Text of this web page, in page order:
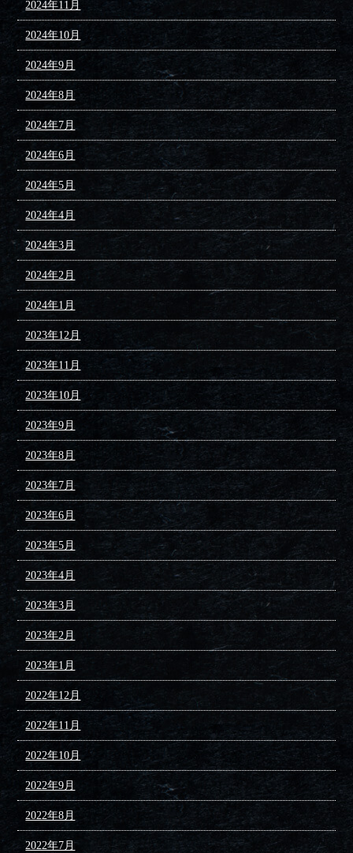
2024年11月
2024年10月
2024年9月
2024年8月
2024年7月
2024年6月
2024年5月
2024年4月
2024年3月
2024年2月
2024年1月
2023年12月
2023年11月
2023年10月
2023年9月
2023年8月
2023年7月
2023年6月
2023年5月
2023年4月
2023年3月
2023年2月
2023年1月
2022年12月
2022年11月
2022年10月
2022年9月
2022年8月
2022年7月